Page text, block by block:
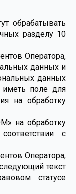
обрабатывать
разделу 10
Оператора,
данных и
данных
поле для
на обработку
на обработку
с
Оператора,
текст
статусе